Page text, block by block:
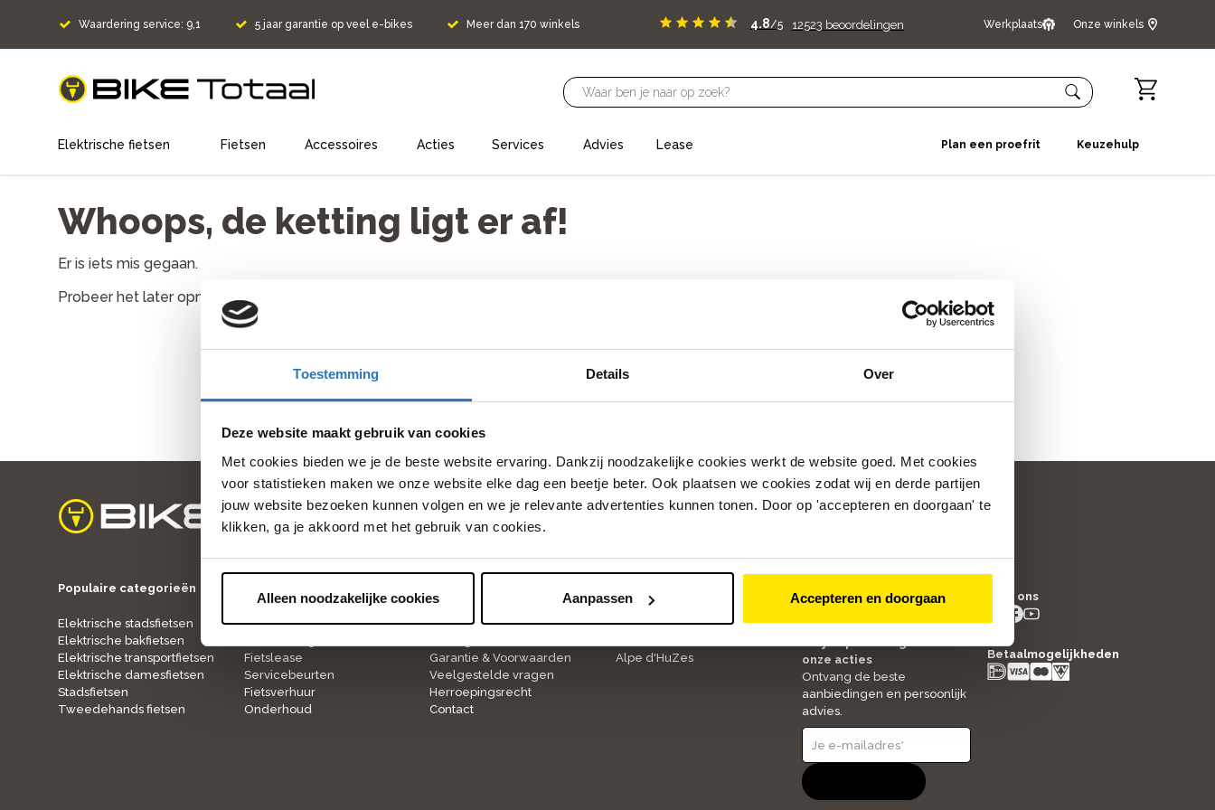
Toestemming Details Over
Deze website maakt gebruik van cookies
Met cookies bieden we je de beste website ervaring. Dankzij noodzakelijke cookies werkt de website goed. Met cookies
voor statistieken maken we onze website elke dag een beetje beter. Ook plaatsen we cookies zodat wij en derde partijen
jouw website bezoeken kunnen volgen en we je relevante advertenties kunnen tonen. Door op 'accepteren en doorgaan' te
klikken, ga je akkoord met het gebruik van cookies.
Alleen noodzakelijke cookies Aanpassen Accepteren en doorgaan
Waardering service: 9,1 5 jaar garantie op veel e-bikes Meer dan 170 winkels 4.8/5 12523 beoordelingen Werkplaats Onze winkels
home
Elektrische fietsen Fietsen Accessoires Acties Services Advies Lease Plan een proefrit Keuzehulp
Whoops, de ketting ligt er af!
Er is iets mis gegaan.
Probeer het later opnieuw. Als het probleem aanhoud neem dan contact met ons op.
home
Populaire categorieën
Elektrische stadsfietsen
Elektrische bakfietsen
Elektrische transportfietsen
Elektrische damesfietsen
Stadsfietsen
Tweedehands fietsen
Fietspaspoort
Fietslease
Servicebeurten
Fietsverhuur
Onderhoud
Bestellen & Betalen
Garantie & Voorwaarden
Veelgestelde vragen
Herroepingsrecht
Contact
Onze winkels
Alpe d'HuZes
4.8
12523
Altijd op de hoogte van
onze acties
Ontvang de beste
aanbiedingen en persoonlijk
advies.
Volg ons
instagram
facebook
Betaalmogelijkheden